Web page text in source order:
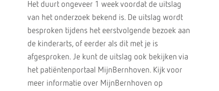
Het duurt ongeveer 1 week voordat de uitslag
van het onderzoek bekend is. De uitslag wordt
besproken tijdens het eerstvolgende bezoek aan
de kinderarts, of eerder als dit met je is
afgesproken. Je kunt de uitslag ook bekijken via
het patiëntenportaal MijnBernhoven. Kijk voor
meer informatie over MijnBernhoven op